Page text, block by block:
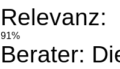
Relevanz:
91%
Berater: